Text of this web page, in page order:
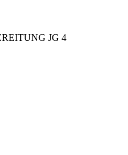
JG 4